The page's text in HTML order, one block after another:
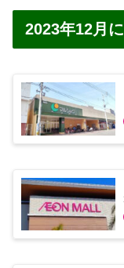
2023年12月